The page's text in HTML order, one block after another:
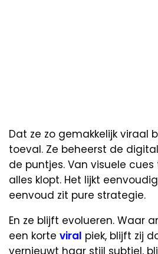
Dat ze zo gemakkelijk viraal
toeval. Ze beheerst de
de puntjes. Van visuele
alles klopt. Het lijkt
eenvoud zit pure strategie.
En ze blijft evolueren. Waar
een korte viral piek, blijft zij
vernieuwt haar stijl subtiel,